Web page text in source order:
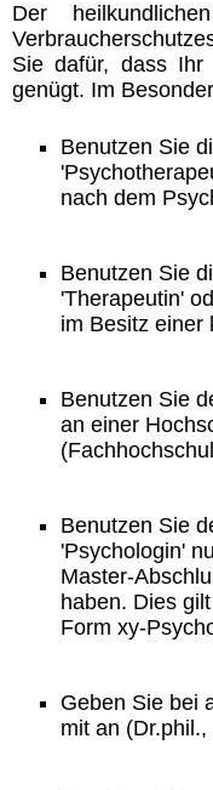
Der
Sie dafür, dass Ihr
genügt. Im
Benutzen Sie
nach dem
Benutzen Sie
'Therapeutin'
im Besitz einer
Benutzen Sie
an einer
Benutzen Sie
'Psychologin'
Master-
haben. Dies
Form xy-
Geben Sie bei
mit an